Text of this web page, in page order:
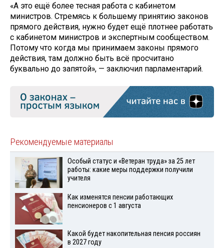
«А это ещё более тесная работа с кабинетом
министров. Стремясь к большему принятию законов
прямого действия, нужно будет ещё плотнее работать
с кабинетом министров и экспертным сообществом.
Потому что когда мы принимаем законы прямого
действия, там должно быть всё просчитано
буквально до запятой», — заключил парламентарий.
Рекомендуемые материалы
Особый статус и «Ветеран труда» за 25 лет
работы: какие меры поддержки получили
учителя
Как изменятся пенсии работающих
пенсионеров с 1 августа
Какой будет накопительная пенсия россиян
в 2027 году